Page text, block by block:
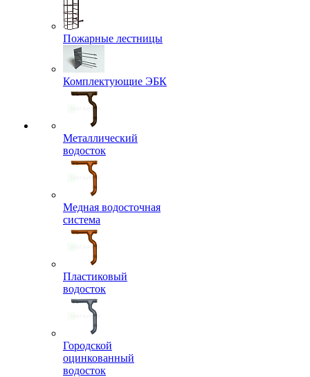
Пожарные лестницы
Комплектующие ЭБК
Металлический
водосток
Медная водосточная
система
Пластиковый
водосток
Городской
оцинкованный
водосток